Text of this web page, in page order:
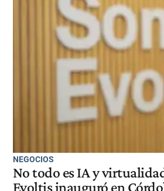
NEGOCIOS
No todo es IA y
Evoltis inauguró en